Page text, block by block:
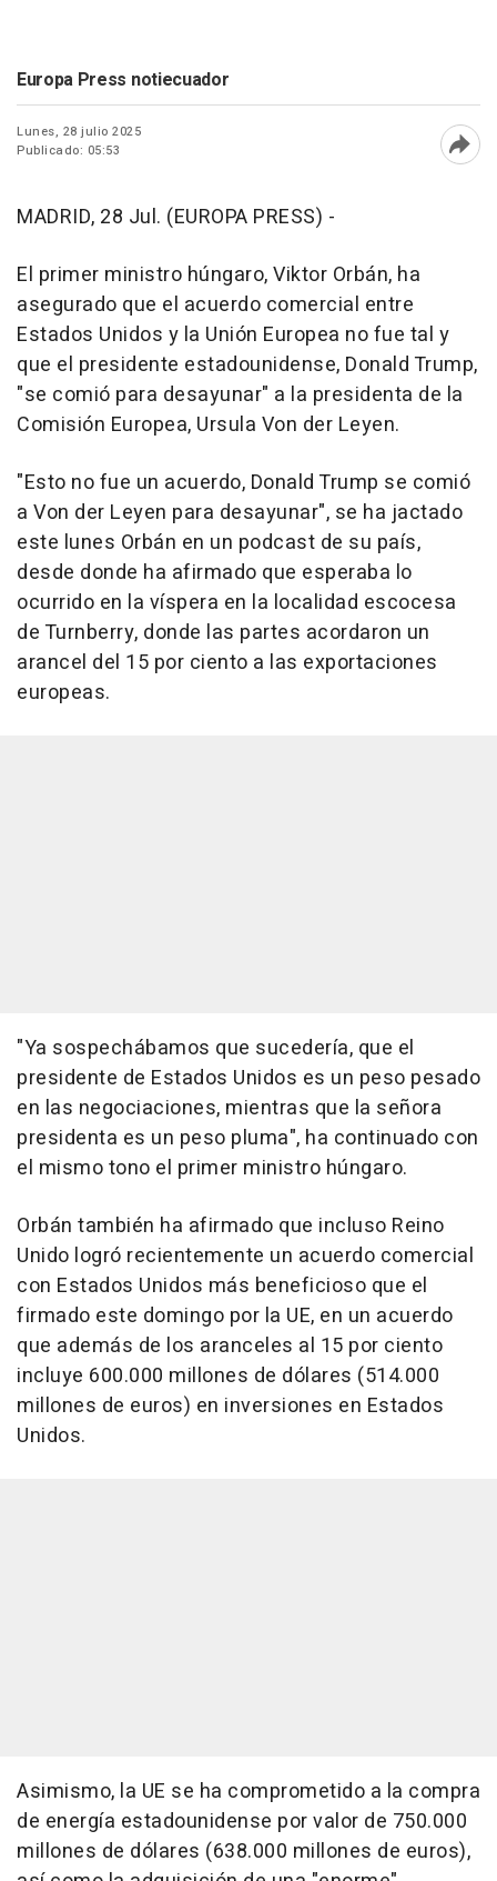
Europa Press notiecuador
Lunes, 28 julio 2025
Publicado: 05:53
MADRID, 28 Jul. (EUROPA PRESS) -
El primer ministro húngaro, Viktor Orbán, ha
asegurado que el acuerdo comercial entre
Estados Unidos y la Unión Europea no fue tal y
que el presidente estadounidense, Donald Trump,
"se comió para desayunar" a la presidenta de la
Comisión Europea, Ursula Von der Leyen.
"Esto no fue un acuerdo, Donald Trump se comió
a Von der Leyen para desayunar", se ha jactado
este lunes Orbán en un podcast de su país,
desde donde ha afirmado que esperaba lo
ocurrido en la víspera en la localidad escocesa
de Turnberry, donde las partes acordaron un
arancel del 15 por ciento a las exportaciones
europeas.
"Ya sospechábamos que sucedería, que el
presidente de Estados Unidos es un peso pesado
en las negociaciones, mientras que la señora
presidenta es un peso pluma", ha continuado con
el mismo tono el primer ministro húngaro.
Orbán también ha afirmado que incluso Reino
Unido logró recientemente un acuerdo comercial
con Estados Unidos más beneficioso que el
firmado este domingo por la UE, en un acuerdo
que además de los aranceles al 15 por ciento
incluye 600.000 millones de dólares (514.000
millones de euros) en inversiones en Estados
Unidos.
Asimismo, la UE se ha comprometido a la compra
de energía estadounidense por valor de 750.000
millones de dólares (638.000 millones de euros),